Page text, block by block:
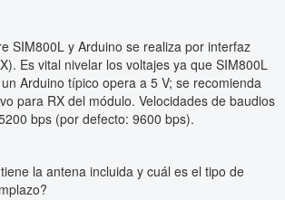
SIM800L y Arduino se realiza por interfaz
Es vital nivelar los voltajes ya que SIM800L
Arduino típico opera a 5 V; se recomienda
para RX del módulo. Velocidades de baudios
bps (por defecto: 9600 bps).
la antena incluida y cuál es el tipo de